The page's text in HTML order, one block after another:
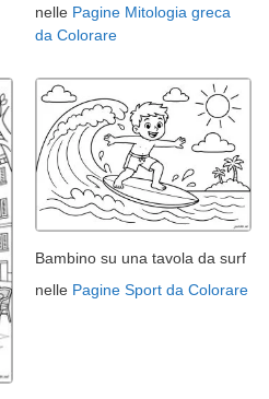
nelle Pagine Mitologia greca
da Colorare
Bambino su una tavola da surf
nelle Pagine Sport da Colorare